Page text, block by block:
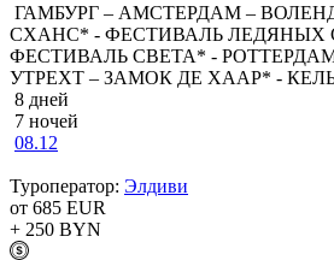
ГАМБУРГ – АМСТЕРДАМ –
СХАНС* - ФЕСТИВАЛЬ ЛЕДЯНЫХ
ФЕСТИВАЛЬ СВЕТА* - РОТТЕРДАМ
УТРЕХТ – ЗАМОК ДЕ ХААР* -
8 дней
7 ночей
08.12
Туроператор: Элдиви
от 685 EUR
+ 250 BYN